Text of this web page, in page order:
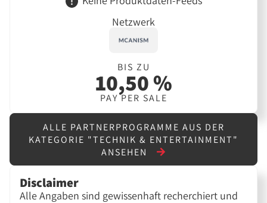
Netzwerk
BIS ZU
10,50 %
PAY PER SALE
ALLE PARTNERPROGRAMME AUS DER
KATEGORIE "TECHNIK & ENTERTAINMENT"
ANSEHEN
Disclaimer
Alle Angaben sind gewissenhaft recherchiert und